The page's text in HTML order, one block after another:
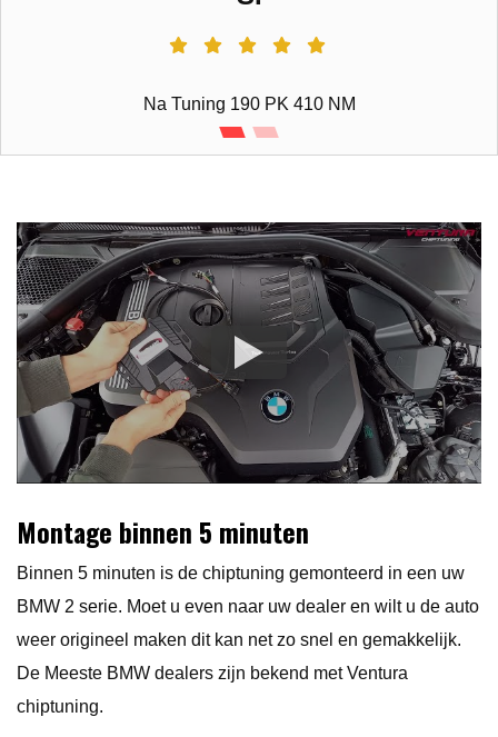
Na Tuning 190 PK 410 NM
Montage binnen 5 minuten
Binnen 5 minuten is de chiptuning gemonteerd in een uw
BMW 2 serie. Moet u even naar uw dealer en wilt u de auto
weer origineel maken dit kan net zo snel en gemakkelijk.
De Meeste BMW dealers zijn bekend met Ventura
chiptuning.